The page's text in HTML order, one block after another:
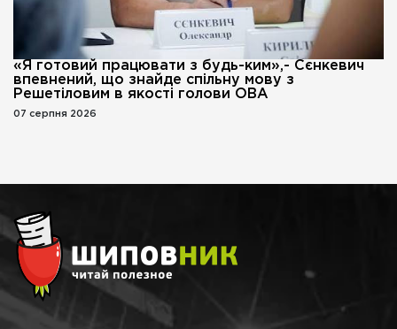
«Я готовий працювати з будь-ким»,- Сєнкевич
впевнений, що знайде спільну мову з
Решетіловим в якості голови ОВА
07 серпня 2026